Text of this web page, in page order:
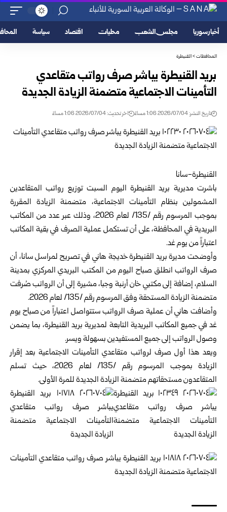
أخبار سوريا مجلس الشعب محليات اقتصاد سياسة
المحافظات>القنيطرة
بريد القنيطرة يباشر صرف رواتب متقاعدي
التأمينات الاجتماعية متضمنة الزيادة الجديدة
تاريخ النشر: 2026/07/04 1:06 مساءً اخر تحديث: 2026/07/04 1:06 مساءً
القنيطرة-سانا
باشرت مديرية بريد القنيطرة اليوم السبت توزيع رواتب المتقاعدين
المشمولين بنظام التأمينات الاجتماعية، متضمنة الزيادة المقررة
بموجب المرسوم رقم /135/ لعام 2026، وذلك عبر عدد من المكاتب
البريدية في المحافظة، على أن تستكمل عملية الصرف في بقية المكاتب
اعتباراً من يوم غد.
وأوضحت مديرة بريد القنيطرة خديجة هاني في تصريح لمراسل سانا، أن
صرف الرواتب انطلق صباح اليوم من المكتب البريدي المركزي بمدينة
السلام، إضافة إلى مكتبي خان أرنبة وجبا، مشيرة إلى أن الرواتب صُرفت
متضمنة الزيادة المستحقة وفق المرسوم رقم /135/ لعام 2026.
وأضافت هاني أن عملية صرف الرواتب ستتواصل اعتباراً من صباح يوم
غد في جميع المكاتب البريدية التابعة لمديرية بريد القنيطرة، بما يضمن
وصول الرواتب إلى جميع المستفيدين بسهولة ويسر.
ويعد هذا أول صرف لرواتب متقاعدي التأمينات الاجتماعية بعد إقرار
الزيادة بموجب المرسوم رقم /135/ لعام 2026، حيث تسلم
المتقاعدون مستحقاتهم متضمنة الزيادة الجديدة للمرة الأولى.